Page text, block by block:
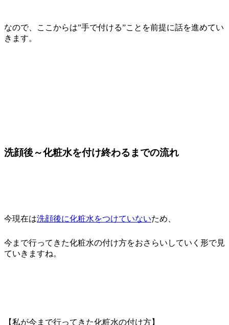
なので、ここからは”手で付ける”ことを前提に話を進めてい
きます。
洗顔後～化粧水を付け終わるまでの流れ
今現在は洗顔後に化粧水をつけていないため、
今まで行ってきた化粧水の付け方をおさらいしていく形で見
ていきますね。
【私が今まで行ってきた化粧水の付け方】